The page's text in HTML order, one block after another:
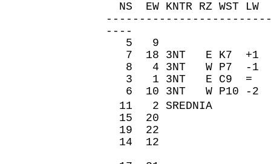
NS EW KNTR RZ WST
----
5 9 100
7 18 3NT E K7
8 4 3NT W P7 -
3 1 3NT E C9 =
6 10 3NT W P10 -
11 2 SREDNIA
15 20 100
19 22 400
14 12 100